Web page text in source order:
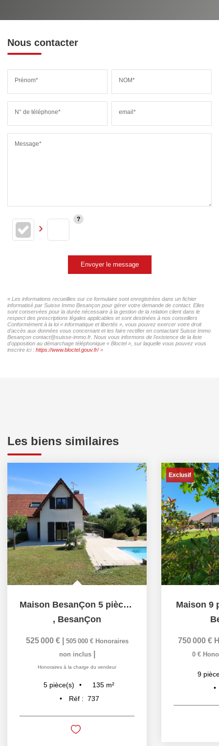
Nous contacter
Prénom* NOM*
N° de téléphone* email*
Message*
Envoyer le message
« Les informations recueillies sur ce formulaire sont enregistrées dans un fichier
informatisé par Suisse Immo Besançon pour gérer votre demande de contact. Elles
sont conservées pour la durée nécessaire à la gestion de la relation client dans le
respect des prescriptions légales applicables et sont destinées à nos conseillers
Conformément à la loi « informatique et libertés », vous pouvez exercer votre droit
d'accès aux données vous concernant et les faire rectifier en contactant Suisse Immo
Besançon contact@suisse-immo.fr. Nous vous informons de l'existence de la liste
d'opposition au démarchage téléphonique « Bloctel », sur laquelle vous pouvez vous
inscrire ici : https://www.bloctel.gouv.fr/»
Les biens similaires
Maison BesanÇon 5 pièce(s) 135 m2
, BesanÇon
525 000 € 505 000 € Honoraires
non inclus
Honoraires à la charge du vendeur
5 pièce(s) 135 m²
Réf : 737
Exclusif
Maison 9
750 000 €
0 €
9